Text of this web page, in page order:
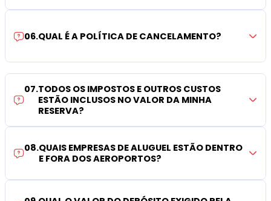
06.QUAL É A POLÍTICA DE CANCELAMENTO?
07.TODOS OS IMPOSTOS E OUTROS CUSTOS
ESTÃO INCLUSOS NO VALOR DA MINHA
RESERVA?
08.QUAIS EMPRESAS DE ALUGUEL ESTÃO DENTRO
E FORA DOS AEROPORTOS?